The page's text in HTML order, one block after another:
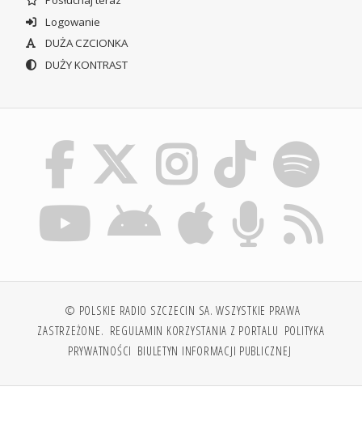
Logowanie
DUŻA CZCIONKA
DUŻY KONTRAST
© POLSKIE RADIO SZCZECIN SA. WSZYSTKIE PRAWA
ZASTRZEŻONE. REGULAMIN KORZYSTANIA Z PORTALU POLITYKA
PRYWATNOŚCI BIULETYN INFORMACJI PUBLICZNEJ